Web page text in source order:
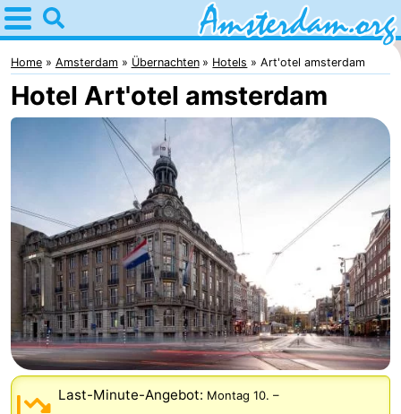
Home
Amsterdam
Interessante
Junge
Erwachsene
Kostenlos
Übernachten
Appartements
Campingplätze
Ferienhäuser
Home Amsterdam Übernachten Hotels Art'otel amsterdam
Hotel Art'otel amsterdam
Last-Minute-Angebot: Montag 10. –